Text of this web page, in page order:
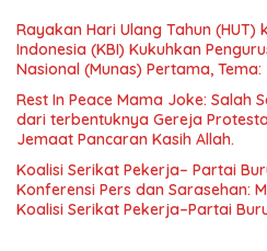
Rayakan Hari Ulang Tahun (HUT)
Indonesia (KBI) Kukuhkan
Nasional (Munas) Pertama,
Pengembangan Organisasi KBI
Indonesia dan Mancanegara”.
Rest In Peace Mama Joke: Salah
dari terbentuknya Gereja
Jemaat Pancaran Kasih Allah.
Koalisi Serikat Pekerja– Partai
Konferensi Pers dan Sarasehan:
Koalisi Serikat Pekerja–Partai